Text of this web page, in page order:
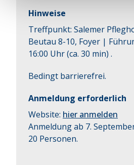
Hinweise
Treffpunkt: Salemer
Beutau 8-10, Foyer |
16:00 Uhr (ca. 30 min) .
Bedingt barrierefrei.
Anmeldung erforderlich
Website: hier anmelden
Anmeldung ab 7.
20 Personen.